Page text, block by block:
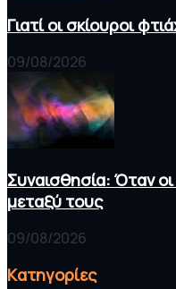
Γιατί οι σκίουροι
09/08/2026
Συναισθησία: Όταν
μεταξύ τους
09/08/2026
Kατηγορίες